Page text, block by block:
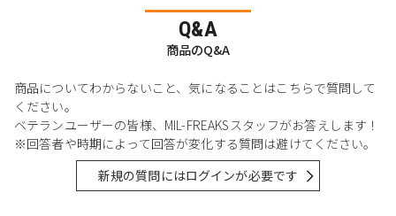
Q&A
商品のQ&A
商品についてわからないこと、気になることはこちらで質問して
ください。
ベテランユーザーの皆様、MIL-FREAKSスタッフがお答えします！
※回答者や時期によって回答が変化する質問は避けてください。
新規の質問にはログインが必要です